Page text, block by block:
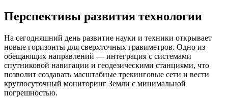
Перспективы развития технологии
На сегодняшний день развитие науки и техники открывает
новые горизонты для сверхточных гравиметров. Одно из
обещающих направлений — интеграция с системами
спутниковой навигации и геодезическими станциями, что
позволит создавать масштабные трекинговые сети и вести
круглосуточный мониторинг Земли с минимальной
погрешностью.